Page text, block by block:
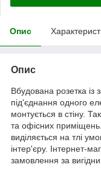
Опис
Опис
Вбудована розетка
під'єднання одного
монтується в стіну.
та офісних
виділяється на тлі
інтер'єру. Інтернет-
замовлення за